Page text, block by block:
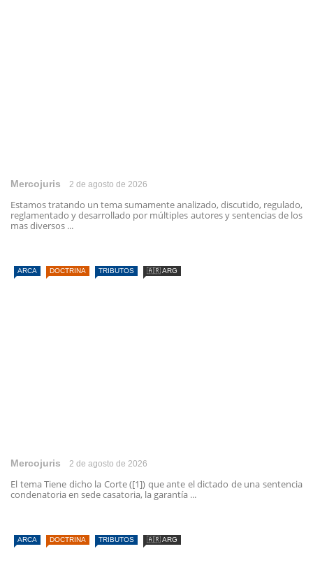
Mercojuris 2 de agosto de 2026
Estamos tratando un tema sumamente analizado, discutido, regulado,
reglamentado y desarrollado por múltiples autores y sentencias de los
mas diversos ...
ARCA DOCTRINA TRIBUTOS 🇦🇷 ARG
Mercojuris 2 de agosto de 2026
El tema Tiene dicho la Corte ([1]) que ante el dictado de una sentencia
condenatoria en sede casatoria, la garantía ...
ARCA DOCTRINA TRIBUTOS 🇦🇷 ARG